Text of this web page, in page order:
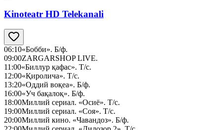
Kinoteatr HD Telekanali
06:10«Бобби». Б/ф.
09:00ZARGARSHOP LIVE.
11:00«Биллур қафас». Т/с.
12:00«Қиролича». Т/с.
13:20«Оддий воқеа». Б/ф.
16:00«Уч бақалоқ». Б/ф.
18:00Миллий сериал. «Осиё». Т/с.
19:00Миллий сериал. «Соя». Т/с.
20:00Миллий кино. «Чавандоз». Б/ф.